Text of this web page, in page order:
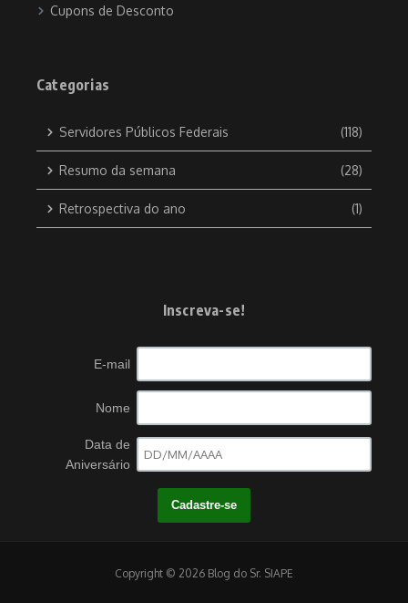
Cupons de Desconto
Categorias
Servidores Públicos Federais (118)
Resumo da semana (28)
Retrospectiva do ano (1)
Inscreva-se!
E-mail
Nome
Data de
Aniversário
Copyright © 2026 Blog do Sr. SIAPE